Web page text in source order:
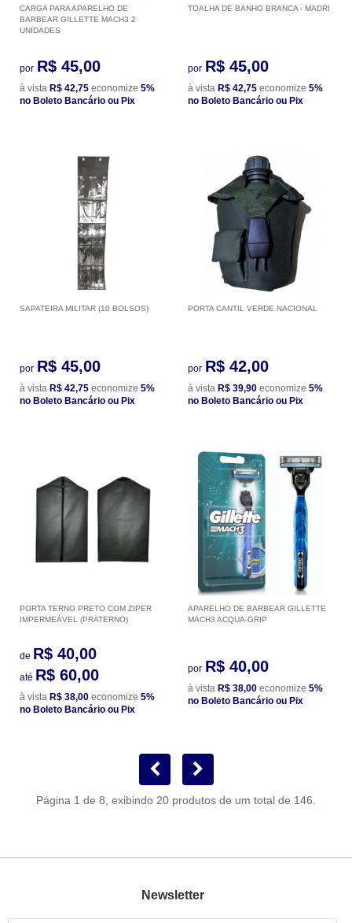
CARGA PARA APARELHO DE
BARBEAR GILLETTE MACH3 2
UNIDADES
por R$ 45,00
à vista R$ 42,75 economize 5%
no Boleto Bancário ou Pix
TOALHA DE BANHO BRANCA - MADRI
por R$ 45,00
à vista R$ 42,75 economize 5%
no Boleto Bancário ou Pix
SAPATEIRA MILITAR (10 BOLSOS)
por R$ 45,00
à vista R$ 42,75 economize 5%
no Boleto Bancário ou Pix
PORTA CANTIL VERDE NACIONAL
por R$ 42,00
à vista R$ 39,90 economize 5%
no Boleto Bancário ou Pix
PORTA TERNO PRETO COM ZIPER
IMPERMEÁVEL (PRATERNO)
de R$ 40,00
até R$ 60,00
à vista R$ 38,00 economize 5%
no Boleto Bancário ou Pix
APARELHO DE BARBEAR GILLETTE
MACH3 ACQUA-GRIP
por R$ 40,00
à vista R$ 38,00 economize 5%
no Boleto Bancário ou Pix
Página 1 de 8, exibindo 20 produtos de um total de 146.
Newsletter